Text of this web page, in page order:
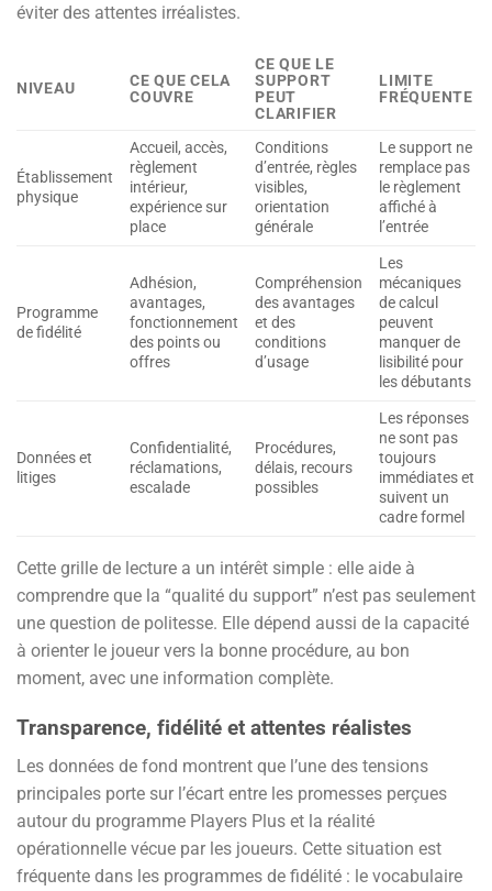
éviter des attentes irréalistes.
NIVEAU
CE QUE CELA
COUVRE
CE QUE LE
SUPPORT
PEUT
CLARIFIER
LIMITE
FRÉQUENTE
Établissement
physique
Accueil, accès,
règlement
intérieur,
expérience sur
place
Conditions
d’entrée, règles
visibles,
orientation
générale
Le support ne
remplace pas
le règlement
affiché à
l’entrée
Programme
de fidélité
Adhésion,
avantages,
fonctionnement
des points ou
offres
Compréhension
des avantages
et des
conditions
d’usage
Les
mécaniques
de calcul
peuvent
manquer de
lisibilité pour
les débutants
Données et
litiges
Confidentialité,
réclamations,
escalade
Procédures,
délais, recours
possibles
Les réponses
ne sont pas
toujours
immédiates et
suivent un
cadre formel
Cette grille de lecture a un intérêt simple : elle aide à
comprendre que la “qualité du support” n’est pas seulement
une question de politesse. Elle dépend aussi de la capacité
à orienter le joueur vers la bonne procédure, au bon
moment, avec une information complète.
Transparence, fidélité et attentes réalistes
Les données de fond montrent que l’une des tensions
principales porte sur l’écart entre les promesses perçues
autour du programme Players Plus et la réalité
opérationnelle vécue par les joueurs. Cette situation est
fréquente dans les programmes de fidélité : le vocabulaire